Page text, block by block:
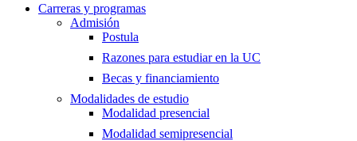
Carreras y programas
Admisión
Postula
Razones para estudiar en la UC
Becas y financiamiento
Modalidades de estudio
Modalidad presencial
Modalidad semipresencial